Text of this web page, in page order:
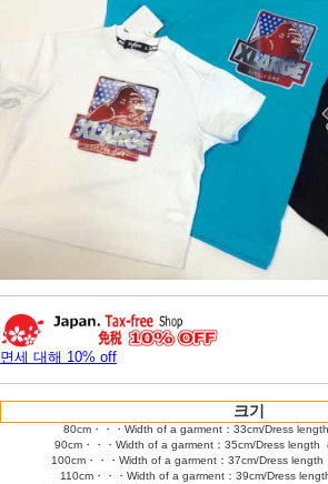
면세 대해 10% off
크기
80cm・・・Width of a garment：33cm/Dress
90cm・・・Width of a garment：35cm/Dress length
100cm・・・Width of a garment：37cm/Dress length
110cm・・・Width of a garment：39cm/Dress